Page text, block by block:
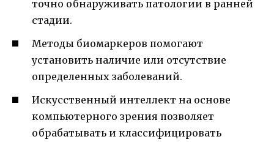
точно обнаруживать патологии в ранней
стадии.
Методы биомаркеров помогают
установить наличие или отсутствие
определенных заболеваний.
Искусственный интеллект на основе
компьютерного зрения позволяет
обрабатывать и классифицировать